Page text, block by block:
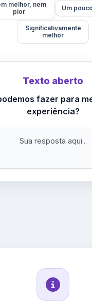
melhor, nem
pior
Um
Significativamente
melhor
Texto aberto
fazer para
experiência?
Sua resposta aqui...